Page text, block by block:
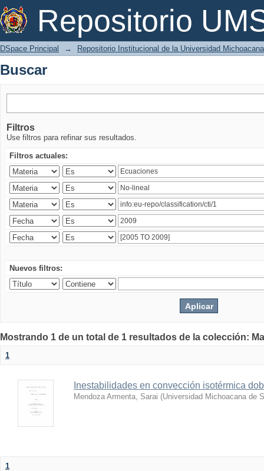
Repositorio
Buscar
DSpace Principal → Repositorio Institucional de la Universidad
Buscar
Filtros
Use filtros para refinar sus resultados.
Filtros actuales:
Nuevos filtros:
Mostrando 1 de un total de 1 resultados de la colección:
1
Inestabilidades en convección isotérmica
Mendoza Armenta, Sarai (Universidad Michoacana de
1